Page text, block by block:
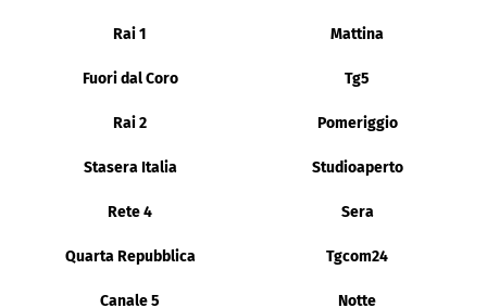
Rai 1 Mattina
Fuori dal Coro Tg5
Rai 2 Pomeriggio
Stasera Italia Studioaperto
Rete 4 Sera
Quarta Repubblica Tgcom24
Canale 5 Notte